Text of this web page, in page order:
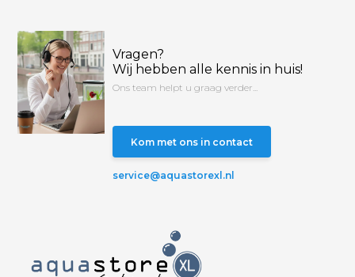
Vragen?
Wij hebben alle kennis in huis!
Ons team helpt u graag verder...
Kom met ons in contact
service@aquastorexl.nl